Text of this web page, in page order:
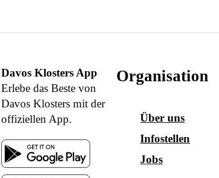
Davos Klosters App
Erlebe das Beste von
Davos Klosters mit der
offiziellen App.
Organisation
Über uns
Infostellen
Jobs